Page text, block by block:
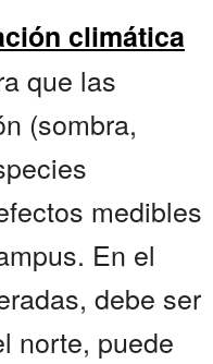
climática
que las
(sombra,
medibles
En el
debe ser
norte, puede